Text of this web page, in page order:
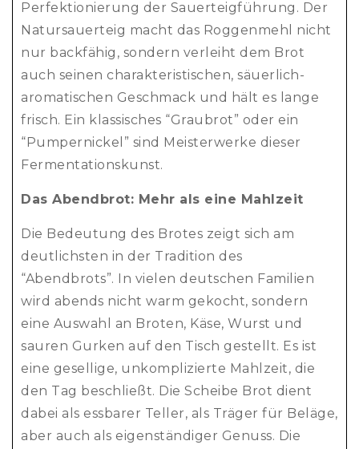
Perfektionierung der Sauerteigführung. Der
Natursauerteig macht das Roggenmehl nicht
nur backfähig, sondern verleiht dem Brot
auch seinen charakteristischen, säuerlich-
aromatischen Geschmack und hält es lange
frisch. Ein klassisches “Graubrot” oder ein
“Pumpernickel” sind Meisterwerke dieser
Fermentationskunst.
Das Abendbrot: Mehr als eine Mahlzeit
Die Bedeutung des Brotes zeigt sich am
deutlichsten in der Tradition des
“Abendbrots”. In vielen deutschen Familien
wird abends nicht warm gekocht, sondern
eine Auswahl an Broten, Käse, Wurst und
sauren Gurken auf den Tisch gestellt. Es ist
eine gesellige, unkomplizierte Mahlzeit, die
den Tag beschließt. Die Scheibe Brot dient
dabei als essbarer Teller, als Träger für Beläge,
aber auch als eigenständiger Genuss. Die